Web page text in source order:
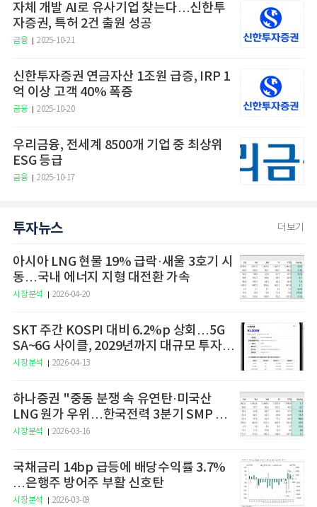
자체 개발 AI로 유사기업 찾는다…신한투
자증권, 특허 2건 출원 성공
금융 2025-10-21
신한투자증권 연금자산 1조원 급증, IRP 1
억 이상 고객 40% 폭증
금융 2025-10-20
우리금융, 전세계 8500개 기업 중 최상위
ESG 등급
금융 2025-10-17
투자뉴스 더보기
아시아 LNG 현물 19% 급락·새울 3호기 시
동…국내 에너지 지형 대전환 가속
시장분석 2026-04-20
SKT 주간 KOSPI 대비 6.2%p 상회…5G
SA~6G 사이클, 2029년까지 대규모 투자
예고
시장분석 2026-04-13
하나증권 "중동 분쟁 속 유연탄·미국산
LNG 원가 우위…한국전력 3분기 SMP 상
승 전망"
시장분석 2026-03-16
국채금리 14bp 급등에 배당수익률 3.7%
…은행주 방어주 부활 신호탄
시장분석 2026-03-09